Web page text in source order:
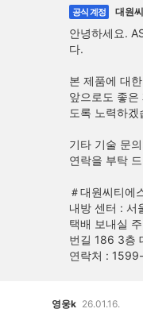
공식 계정 대원
안녕하세요.
다.
본 제품에 대
앞으로도 좋은
도록 노력하겠
기타 기술 문
연락을 부탁
＃대원씨티에
내방 센터 : 서
택배 보내실
번길 186 3층
연락처 :
영웅k 26.01.16.